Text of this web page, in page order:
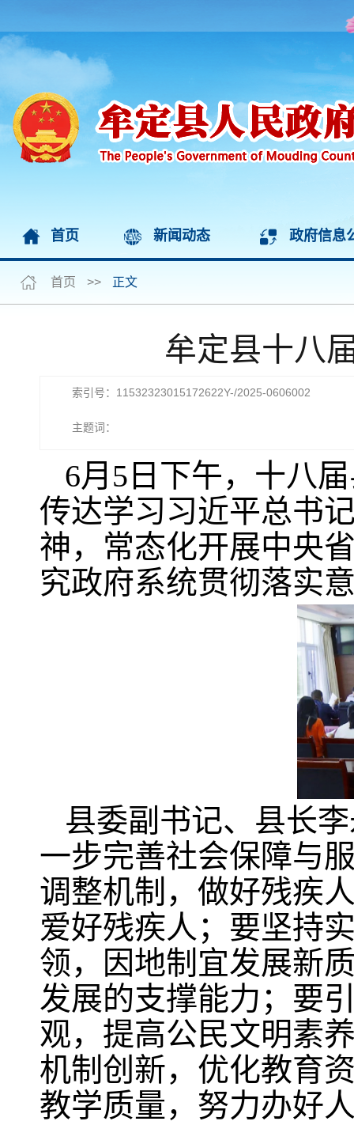
首页 新闻动态 政府信息
首页 >> 正文
牟定县十八
索引号：11532323015172622Y-/2025-0606002
主题词：
6月5日下午，十八
传达学习习近平总书
神，常态化开展中央
究政府系统贯彻落实
县委副书记、县长
一步完善社会保障与
调整机制，做好残疾
爱好残疾人；要坚持
领，因地制宜发展新
发展的支撑能力；要
观，提高公民文明素
机制创新，优化教育
教学质量，努力办好